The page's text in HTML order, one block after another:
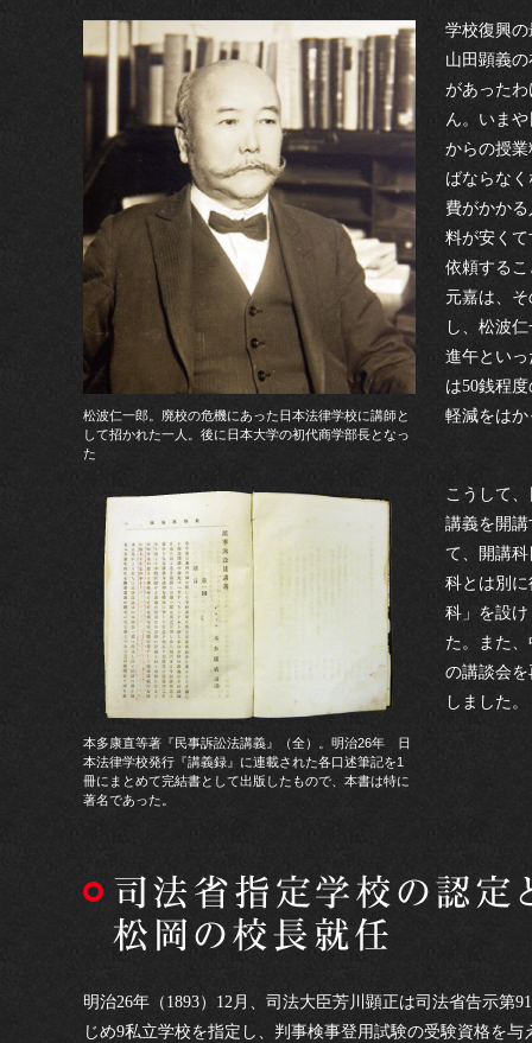
松波仁一郎。廃校の危機にあった日本法律学校に講師と
して招かれた一人。後に日本大学の初代商学部長となっ
た
学校復興
山田顕義
があった
ん。いま
からの授
ばならな
費がかか
料が安く
依頼する
元嘉は、
し、松波
進午とい
は50銭程
軽減をは
本多康直等著『民事訴訟法講義』（全）。明治26年 日
本法律学校発行『講義録』に連載された各口述筆記を1
冊にまとめて完結書として出版したもので、本書は特に
著名であった。
こうして
講義を開
て、開講
科とは別
科」を設
た。また
の講談会
しました。
明治26年（1893）12月、司法大臣芳川顕正は司法省告示第
じめ9私立学校を指定し、判事検事登用試験の受験資格を